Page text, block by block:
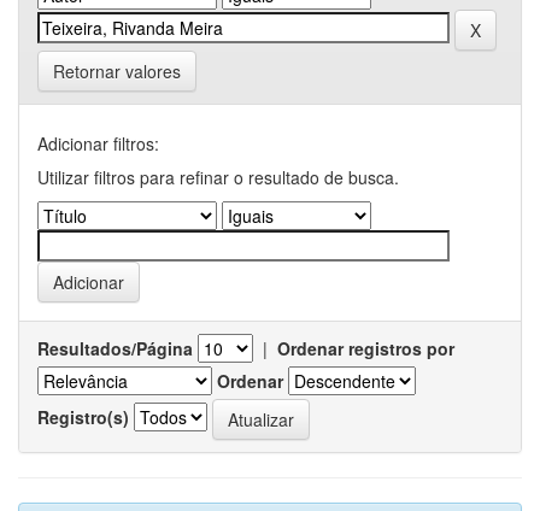
Retornar valores
Adicionar filtros:
Utilizar filtros para refinar o resultado de busca.
Resultados/Página | Ordenar registros por
Ordenar
Registro(s)